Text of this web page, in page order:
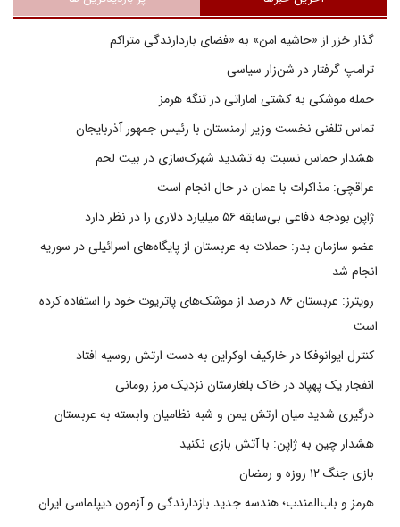
گذار خزر از «حاشیه امن» به «فضای بازدارندگی متراکم
ترامپ گرفتار در شن‌زار سیاسی
حمله موشکی به کشتی اماراتی در تنگه هرمز
تماس تلفنی نخست وزیر ارمنستان با رئیس جمهور آذربایجان
هشدار حماس نسبت به تشدید شهرک‌سازی در بیت‌ لحم
عراقچی: مذاکرات با عمان در حال انجام است
ژاپن بودجه دفاعی بی‌سابقه ۵۶ میلیارد دلاری را در نظر دارد
عضو سازمان بدر: حملات به عربستان از پایگاه‌های اسرائیلی در سوریه
انجام شد
رویترز: عربستان ۸۶ درصد از موشک‌های پاتریوت خود را استفاده کرده
است
کنترل ایوانوفکا در خارکیف اوکراین به دست ارتش روسیه افتاد
انفجار یک پهپاد در خاک بلغارستان نزدیک مرز رومانی
درگیری شدید میان ارتش یمن و شبه نظامیان وابسته به عربستان
هشدار چین به ژاپن: با آتش بازی نکنید
بازی جنگ ۱۲ روزه و رمضان
هرمز و باب‌المندب؛ هندسه جدید بازدارندگی و آزمون دیپلماسی ایران